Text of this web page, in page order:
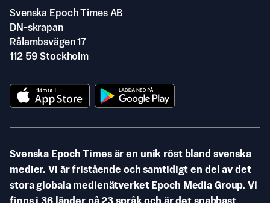
Svenska Epoch Times AB
DN-skrapan
Rålambsvägen 17
112 59 Stockholm
Svenska Epoch Times är en unik röst bland svenska
medier. Vi är fristående och samtidigt en del av det
stora globala medienätverket Epoch Media Group. Vi